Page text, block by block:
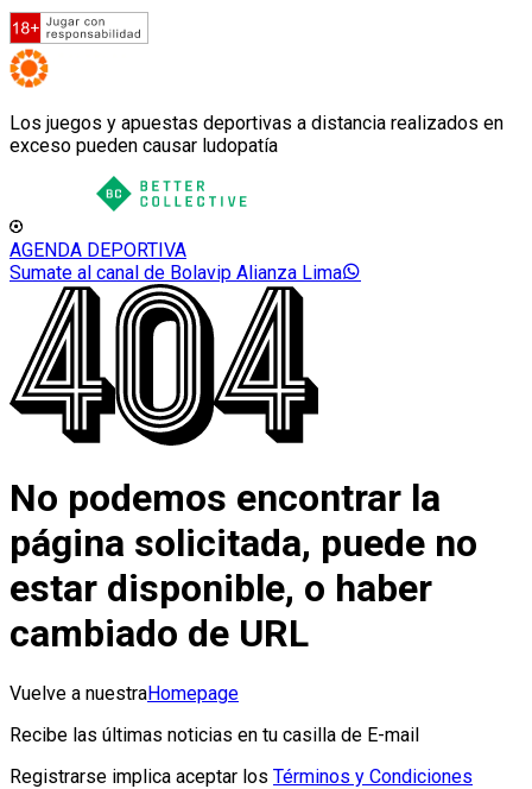
Los juegos y apuestas deportivas a distancia realizados en
exceso pueden causar ludopatía
AGENDA DEPORTIVA
Sumate al canal de Bolavip Alianza Lima
No podemos encontrar la
página solicitada, puede no
estar disponible, o haber
cambiado de URL
Vuelve a nuestraHomepage
Recibe las últimas noticias en tu casilla de E-mail
Registrarse implica aceptar los Términos y Condiciones